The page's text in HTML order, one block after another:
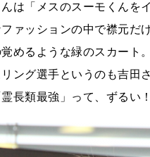
は「メスのスーモくんを
ァッションの中で襟元だ
めるような緑のスカート
ング選手というのも吉田
長類最強」って、ずるい